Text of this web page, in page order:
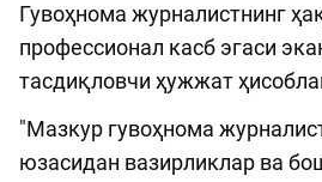
Гувоҳнома журналистнинг
профессионал касб эгаси
тасдиқловчи ҳужжат
"Мазкур гувоҳнома
юзасидан вазирликлар ва